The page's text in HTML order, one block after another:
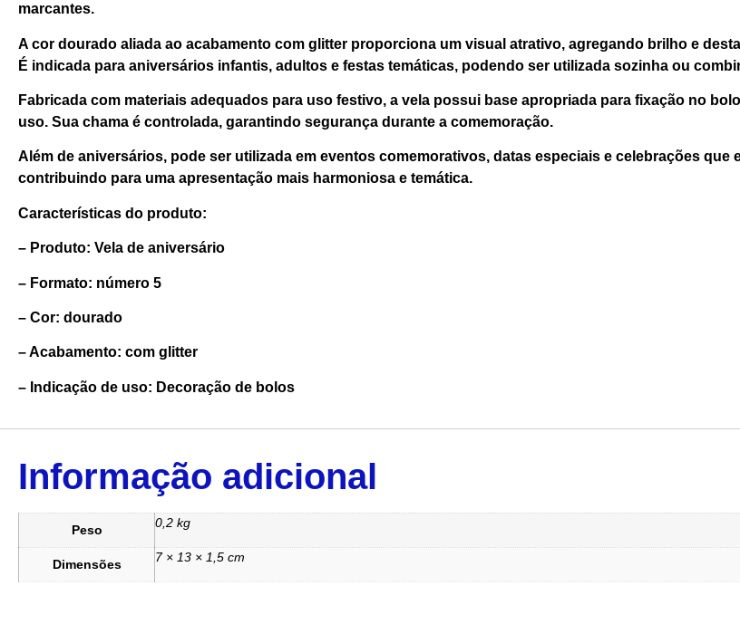
marcantes.
A cor dourado aliada ao acabamento com glitter proporciona um visual atrativo, agregando brilho e
É indicada para aniversários infantis, adultos e festas temáticas, podendo ser utilizada sozinha ou
Fabricada com materiais adequados para uso festivo, a vela possui base apropriada para fixação no
uso. Sua chama é controlada, garantindo segurança durante a comemoração.
Além de aniversários, pode ser utilizada em eventos comemorativos, datas especiais e celebrações que
contribuindo para uma apresentação mais harmoniosa e temática.
Características do produto:
– Produto: Vela de aniversário
– Formato: número 5
– Cor: dourado
– Acabamento: com glitter
– Indicação de uso: Decoração de bolos
Informação adicional
Peso 0,2 kg
Dimensões 7 × 13 × 1,5 cm